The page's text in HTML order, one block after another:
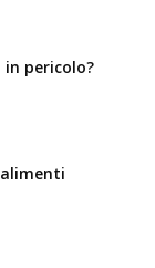
pericolo?